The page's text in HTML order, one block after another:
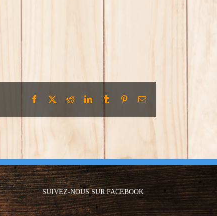
Facebook RedditLinkedInTumblr PinterestEmail
SUIVEZ-NOUS SUR FACEBOOK